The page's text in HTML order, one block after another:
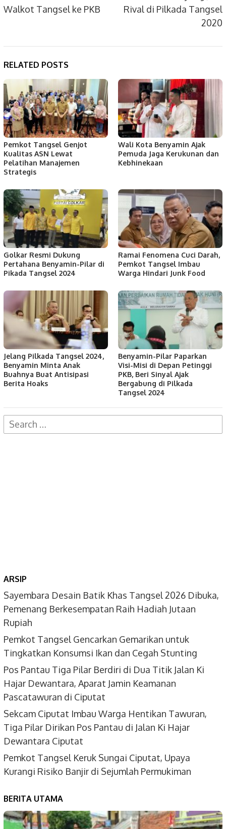
Walkot Tangsel ke PKB
Rival di Pilkada Tangsel
2020
RELATED POSTS
Pemkot Tangsel Genjot
Kualitas ASN Lewat
Pelatihan Manajemen
Strategis
Wali Kota Benyamin Ajak
Pemuda Jaga Kerukunan dan
Kebhinekaan
Golkar Resmi Dukung
Pertahana Benyamin-Pilar di
Pikada Tangsel 2024
Ramai Fenomena Cuci Darah,
Pemkot Tangsel Imbau
Warga Hindari Junk Food
Jelang Pilkada Tangsel 2024,
Benyamin Minta Anak
Buahnya Buat Antisipasi
Berita Hoaks
Benyamin-Pilar Paparkan
Visi-Misi di Depan Petinggi
PKB, Beri Sinyal Ajak
Bergabung di Pilkada
Tangsel 2024
Search
for:
ARSIP
Sayembara Desain Batik Khas Tangsel 2026 Dibuka,
Pemenang Berkesempatan Raih Hadiah Jutaan
Rupiah
Pemkot Tangsel Gencarkan Gemarikan untuk
Tingkatkan Konsumsi Ikan dan Cegah Stunting
Pos Pantau Tiga Pilar Berdiri di Dua Titik Jalan Ki
Hajar Dewantara, Aparat Jamin Keamanan
Pascatawuran di Ciputat
Sekcam Ciputat Imbau Warga Hentikan Tawuran,
Tiga Pilar Dirikan Pos Pantau di Jalan Ki Hajar
Dewantara Ciputat
Pemkot Tangsel Keruk Sungai Ciputat, Upaya
Kurangi Risiko Banjir di Sejumlah Permukiman
BERITA UTAMA